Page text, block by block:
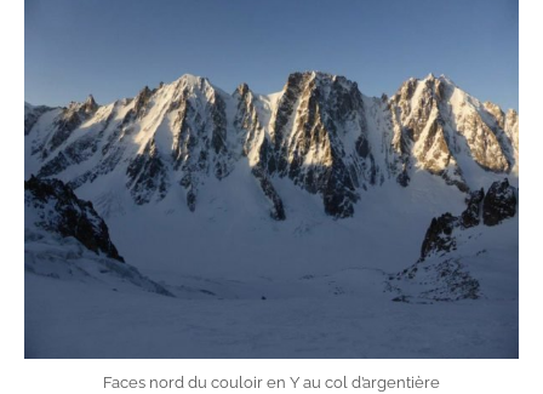
Faces nord du couloir en Y au col d’argentière